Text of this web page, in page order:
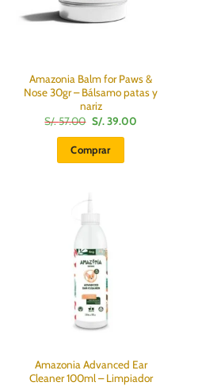
Amazonia Balm for Paws &
Nose 30gr – Bálsamo patas y
nariz
S/.57.00 El
precio
original
era:
S/.
S/.39.00El
Comprar
Amazonia Advanced Ear
Cleaner 100ml – Limpiador